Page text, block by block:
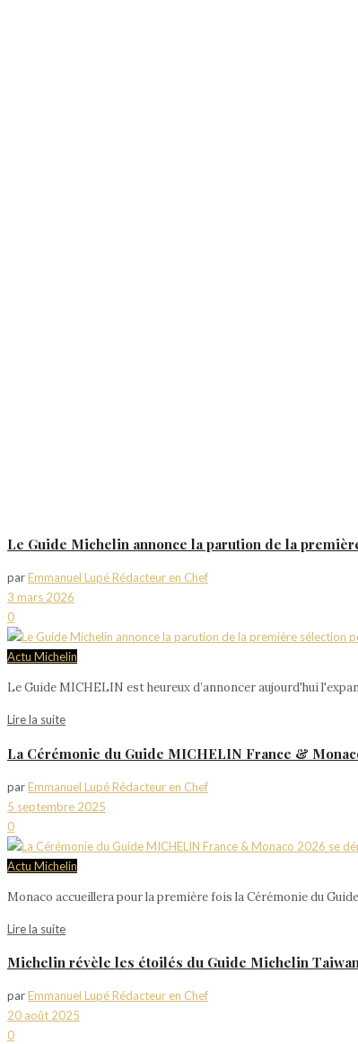
Le Guide Michelin annonce la parution de la
parEmmanuel Lupé Rédacteur en Chef
3 mars 2026
0
Actu Michelin
​Le Guide MICHELIN est heureux d’annoncer aujourd'hui
Lire la suite
La Cérémonie du Guide MICHELIN France &
parEmmanuel Lupé Rédacteur en Chef
5 septembre 2025
0
Actu Michelin
Monaco accueillera pour la première fois la Cérémonie du
Lire la suite
Michelin révèle les étoilés du Guide Michelin
parEmmanuel Lupé Rédacteur en Chef
20 août 2025
0